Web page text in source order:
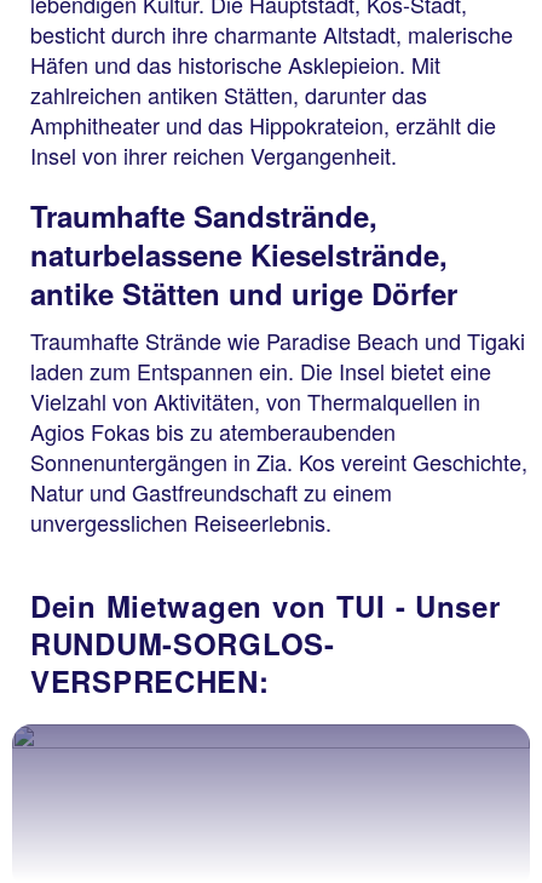
besticht durch ihre charmante Altstadt, malerische
Häfen und das historische Asklepieion. Mit
zahlreichen antiken Stätten, darunter das
Amphitheater und das Hippokrateion, erzählt die
Insel von ihrer reichen Vergangenheit.
Traumhafte Sandstrände,
naturbelassene Kieselstrände,
antike Stätten und urige Dörfer
Traumhafte Strände wie Paradise Beach und Tigaki
laden zum Entspannen ein. Die Insel bietet eine
Vielzahl von Aktivitäten, von Thermalquellen in
Agios Fokas bis zu atemberaubenden
Sonnenuntergängen in Zia. Kos vereint Geschichte,
Natur und Gastfreundschaft zu einem
unvergesslichen Reiseerlebnis.
Dein Mietwagen von TUI - Unser
RUNDUM-SORGLOS-
VERSPRECHEN: